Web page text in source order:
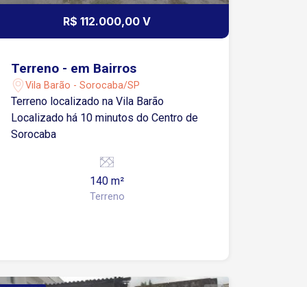
R$ 112.000,00 V
Terreno - em Bairros
Vila Barão - Sorocaba/SP
Terreno localizado na Vila Barão
Localizado há 10 minutos do Centro de
Sorocaba
140 m²
Terreno